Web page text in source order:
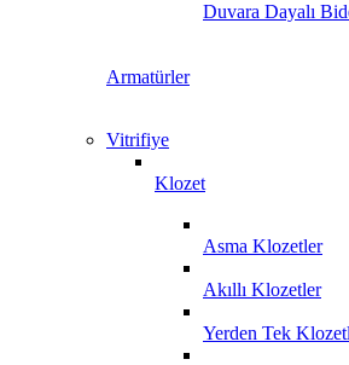
Duvara Dayalı
Armatürler
Vitrifiye
Klozet
Asma Klozetler
Akıllı Klozetler
Yerden Tek